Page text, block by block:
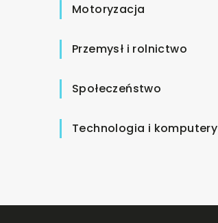
Motoryzacja
Przemysł i rolnictwo
Społeczeństwo
Technologia i komputery